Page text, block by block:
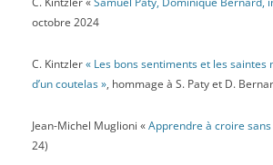
octobre 2024
C. Kintzler« Les bons sentiments et les saintes
d’un coutelas », hommage à S. Paty et D.
Jean-Michel Muglioni «Apprendre à croire
24)